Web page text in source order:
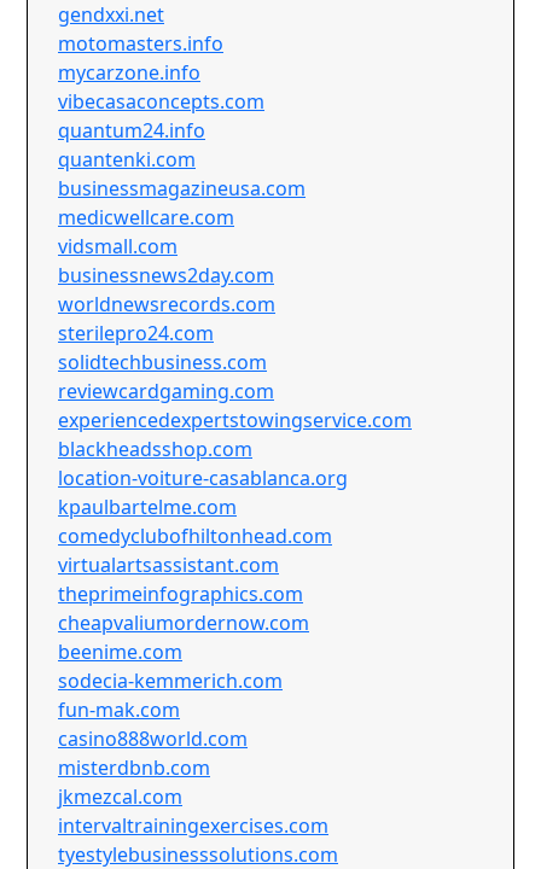
gendxxi.net
motomasters.info
mycarzone.info
vibecasaconcepts.com
quantum24.info
quantenki.com
businessmagazineusa.com
medicwellcare.com
vidsmall.com
businessnews2day.com
worldnewsrecords.com
sterilepro24.com
solidtechbusiness.com
reviewcardgaming.com
experiencedexpertstowingservice.com
blackheadsshop.com
location-voiture-casablanca.org
kpaulbartelme.com
comedyclubofhiltonhead.com
virtualartsassistant.com
theprimeinfographics.com
cheapvaliumordernow.com
beenime.com
sodecia-kemmerich.com
fun-mak.com
casino888world.com
misterdbnb.com
jkmezcal.com
intervaltrainingexercises.com
tyestylebusinesssolutions.com